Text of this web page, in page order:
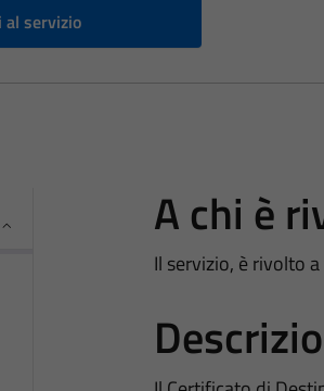
al servizio
A chi è
Il servizio, è rivolto